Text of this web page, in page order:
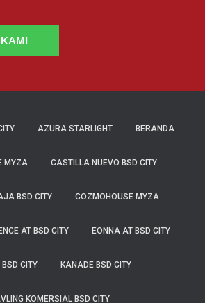
AZURA STARLIGHT BERANDA
MYZA CASTILLA NUEVO BSD CITY
BSD CITY COZMOHOUSE MYZA
AT BSD CITY EONNA AT BSD CITY
BSD CITY KANADE BSD CITY
KOMERSIAL BSD CITY